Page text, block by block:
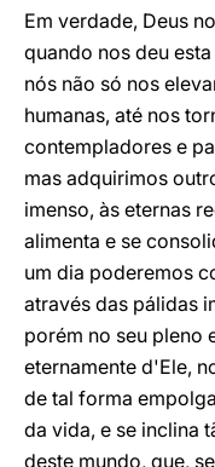
Em verdade, Deus
quando nos deu
nós não só nos
humanas, até nos
contempladores e
mas adquirimos
imenso, às eternas
alimenta e se
um dia poderemos
através das pálidas
porém no seu pleno
eternamente d'Ele,
de tal forma
da vida, e se inclina
deste mundo, que,